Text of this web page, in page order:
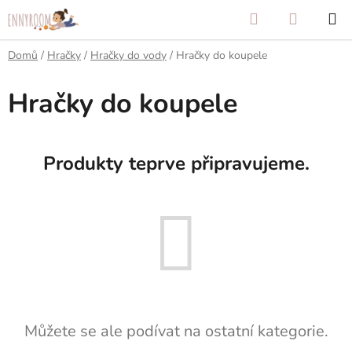
na
obsah
Hledat
KOŠÍK
Domů / Hračky / Hračky do vody / Hračky do koupele
Hračky do koupele
Produkty teprve připravujeme.
Můžete se ale podívat na ostatní kategorie.